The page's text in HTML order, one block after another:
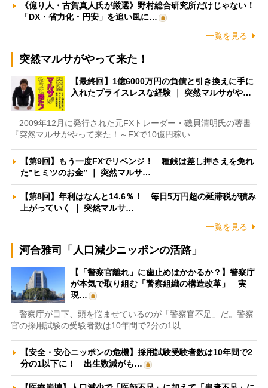
《億り人・古賀真人氏が厳選》野村総合研究所だけじゃない！
「DX・省力化・円安」を追い風に…
一覧を見る
突然マルサがやって来た！
【最終回】1億6000万円の負債と引き換えに手に
入れたプライスレスな経験 ｜ 突然マルサがや…
2009年12月に発行された元FXトレーダー・磯貝清明氏の著書
『突然マルサがやって来た！～FXで10億円稼い…
【第9回】もう一度FXでリベンジ！ 種銭は差し押さえを免れ
た”ヒミツのお金” ｜ 突然マルサ…
【第8回】年利はなんと14.6％！ 毎日5万円超の延滞税が積み
上がっていく ｜ 突然マルサ…
一覧を見る
河合雅司「人口減少ニッポンの活路」
【「警察官離れ」に歯止めはかかるか？】警察庁
が本気で取り組む「警察組織の構造改革」 実
現…
警察庁が目下、頭を悩ませているのが「警察官不足」だ。警察
官の採用試験の受験者数は10年間で2分の1以…
【安全・安心ニッポンの危機】採用試験受験者数は10年間で2
分の1以下に！ 出生数減がも…